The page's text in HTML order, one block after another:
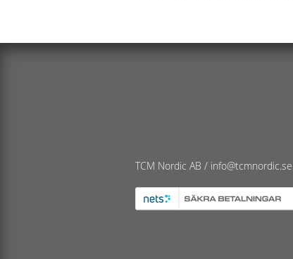
TCM Nordic AB / info@tcmnordic.se